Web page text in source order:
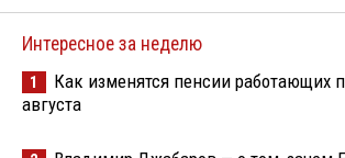
Интересное за неделю
1
Как изменятся пенсии работающих
августа